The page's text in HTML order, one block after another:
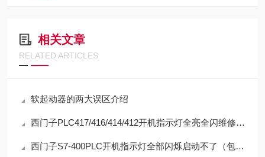
相关文章
RELATED ARTICLES
软起动器的两大误区介绍
西门子PLC417/416/414/412开机指示灯全亮全闪维修方法
西门子S7-400PLC开机指示灯全部闪烁启动不了（包修好）